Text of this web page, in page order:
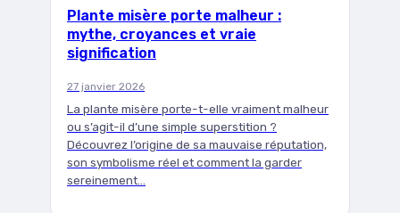
Plante misère porte malheur :
mythe, croyances et vraie
signification
27 janvier 2026
La plante misère porte-t-elle vraiment malheur
ou s’agit-il d’une simple superstition ?
Découvrez l’origine de sa mauvaise réputation,
son symbolisme réel et comment la garder
sereinement…